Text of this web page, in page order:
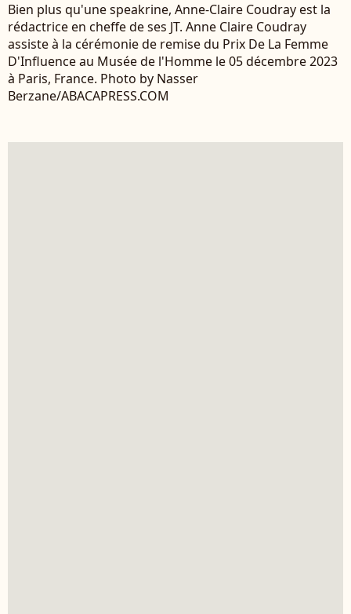
Bien plus qu'une speakrine, Anne-Claire Coudray est la
rédactrice en cheffe de ses JT. Anne Claire Coudray
assiste à la cérémonie de remise du Prix De La Femme
D'Influence au Musée de l'Homme le 05 décembre 2023
à Paris, France. Photo by Nasser
Berzane/ABACAPRESS.COM